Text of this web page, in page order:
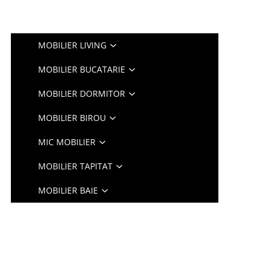
MOBILIER LIVING
MOBILIER BUCATARIE
MOBILIER DORMITOR
MOBILIER BIROU
MIC MOBILIER
MOBILIER TAPITAT
MOBILIER BAIE